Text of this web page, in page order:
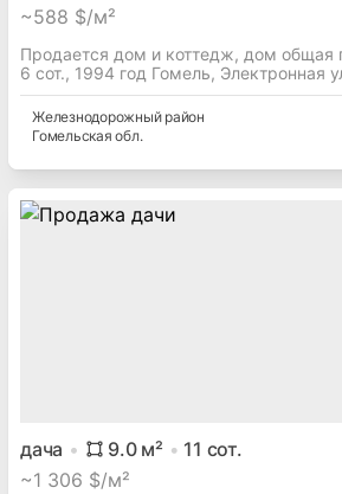
~588 $/м²
Продается дом и коттедж, дом общая
6 сот., 1994 год Гомель, Электронная
Железнодорожныйрайон
Гомельская обл.
дача 9.0м² 11 сот.
~1 306 $/м²